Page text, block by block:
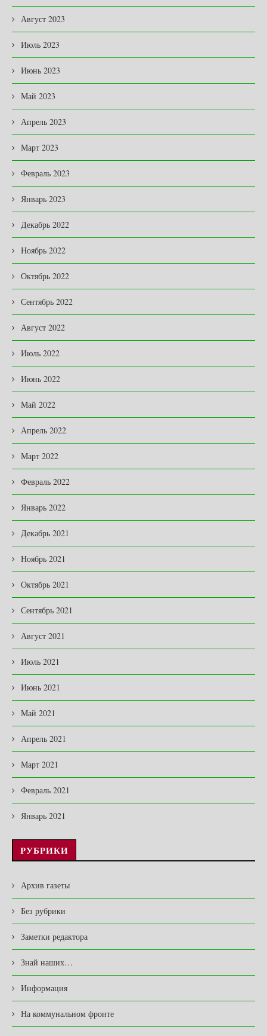
Август 2023
Июль 2023
Июнь 2023
Май 2023
Апрель 2023
Март 2023
Февраль 2023
Январь 2023
Декабрь 2022
Ноябрь 2022
Октябрь 2022
Сентябрь 2022
Август 2022
Июль 2022
Июнь 2022
Май 2022
Апрель 2022
Март 2022
Февраль 2022
Январь 2022
Декабрь 2021
Ноябрь 2021
Октябрь 2021
Сентябрь 2021
Август 2021
Июль 2021
Июнь 2021
Май 2021
Апрель 2021
Март 2021
Февраль 2021
Январь 2021
РУБРИКИ
Архив газеты
Без рубрики
Заметки редактора
Знай наших…
Информация
На коммунальном фронте